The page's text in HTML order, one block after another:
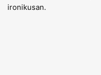
ironikusan.